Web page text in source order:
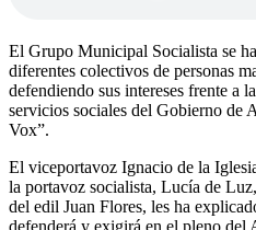
El Grupo Municipal Socialista se
diferentes colectivos de personas
defendiendo sus intereses frente a
servicios sociales del Gobierno de
Vox”.
El viceportavoz Ignacio de la
la portavoz socialista, Lucía de
del edil Juan Flores, les ha
defenderá y exigirá en el pleno del